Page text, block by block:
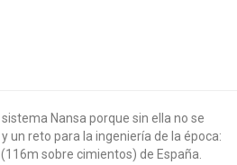
Nansa porque sin ella no se
un reto para la ingeniería de la época:
sobre cimientos) de España.